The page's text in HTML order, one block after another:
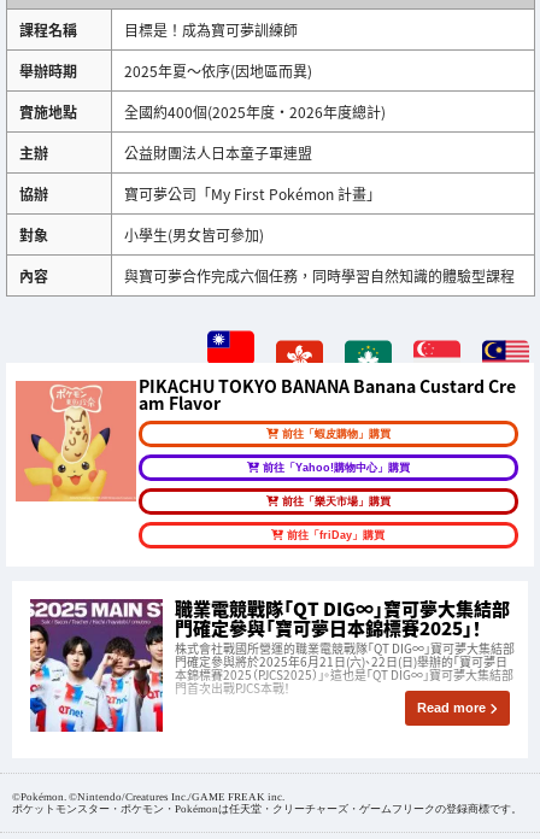
課程名稱
目標是！成為寶可夢訓練師
舉辦時期
2025年夏〜依序(因地區而異)
實施地點
全國約400個(2025年度・2026年度總計)
主辦
公益財團法人日本童子軍連盟
協辦
寶可夢公司「My First Pokémon 計畫」
對象
小學生(男女皆可參加)
內容
與寶可夢合作完成六個任務，同時學習自然知識的體驗型課程
PIKACHU TOKYO BANANA Banana Custard Cre
am Flavor
前往「蝦皮購物」購買
前往「Yahoo!購物中心」購買
前往「樂天市場」購買
前往「friDay」購買
職業電競戰隊「QT DIG∞」寶可夢大集結部
門確定參與「寶可夢日本錦標賽2025」！
株式會社戰國所營運的職業電競戰隊「QT DIG∞」寶可夢大集結部
門確定參與將於2025年6月21日(六)、22日(日)舉辦的「寶可夢日
本錦標賽2025（PJCS2025）」。這也是「QT DIG∞」寶可夢大集結部
門首次出戰PJCS本戰！
Read more
©Pokémon. ©Nintendo/Creatures Inc./GAME FREAK inc.
ポケットモンスター・ポケモン・Pokémonは任天堂・クリーチャーズ・ゲームフリークの登録商標です。